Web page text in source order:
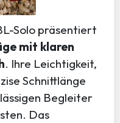
Solo präsentiert
mit klaren
. Ihre Leichtigkeit,
Schnittlänge
Begleiter
Das